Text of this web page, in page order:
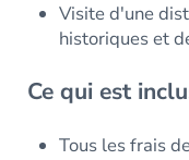
Visite d'une
historiques et
Ce qui est
Tous les frais